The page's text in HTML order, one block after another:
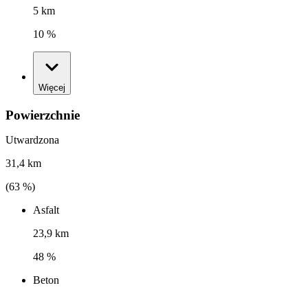
5 km
10 %
Więcej
Powierzchnie
Utwardzona
31,4 km
(63 %)
Asfalt
23,9 km
48 %
Beton